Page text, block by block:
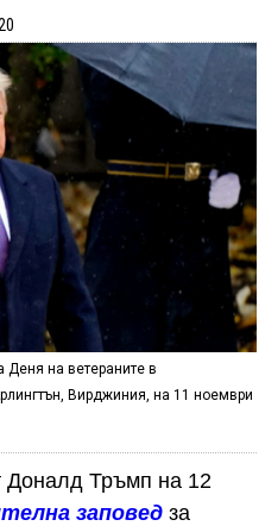
Деня на ветераните в
Вирджиния, на 11 ноември
Доналд Тръмп на 12
заповед за